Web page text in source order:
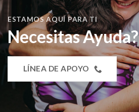
ESTAMOS AQUÍ PARA TI
Necesitas Ayuda?
LÍNEA DE APOYO